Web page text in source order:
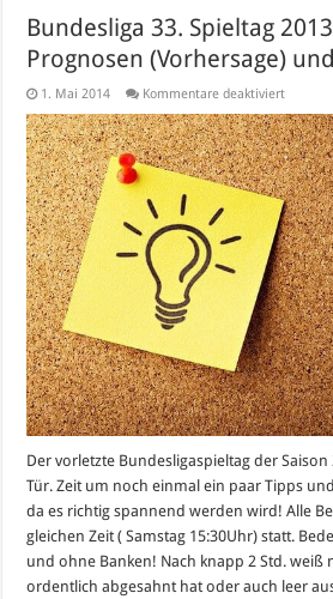
Bundesliga 33. Spieltag
Prognosen (Vorhersage)
1. Mai 2014 Kommentare deaktiviertfür
33.
Spieltag
2013/
–
und
Tipps
Der vorletzte Bundesligaspieltag der
Tür. Zeit um noch einmal ein paar Tipps
da es richtig spannend werden wird! Alle
gleichen Zeit ( Samstag 15:30Uhr) statt.
und ohne Banken! Nach knapp 2 Std. weiß
ordentlich abgesahnt hat oder auch leer